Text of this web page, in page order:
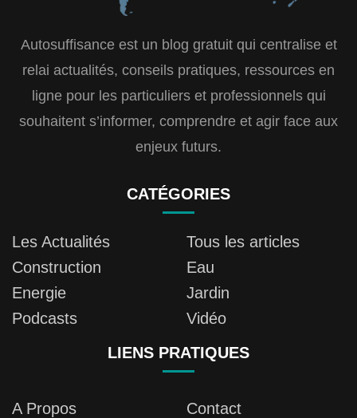
Autosuffisance est un blog gratuit qui centralise et
relai actualités, conseils pratiques, ressources en
ligne pour les particuliers et professionnels qui
souhaitent s’informer, comprendre et agir face aux
enjeux futurs.
CATÉGORIES
Les Actualités
Tous les articles
Construction
Eau
Energie
Jardin
Podcasts
Vidéo
LIENS PRATIQUES
A Propos
Contact